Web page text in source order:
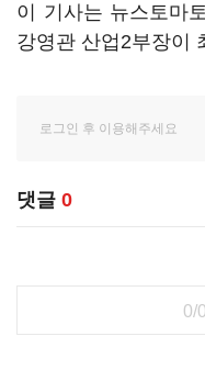
이 기사는 뉴스토마
강영관 산업2부장이
댓글 0
0/0